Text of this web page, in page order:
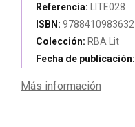
Referencia:
LITE028
ISBN: 9788410983632
Colección: RBA Lit
Fecha de publicación:
Más información